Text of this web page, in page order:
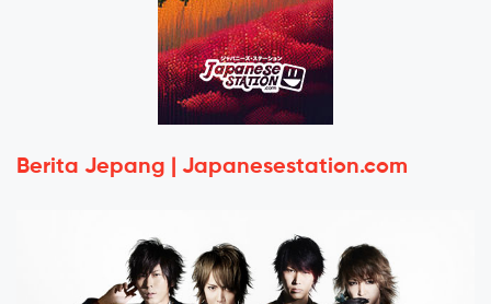
Berita Jepang | Japanesestation.com